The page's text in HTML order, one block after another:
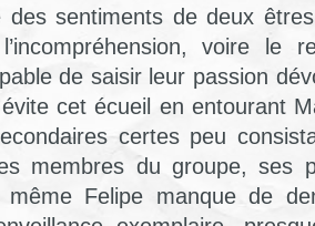
des sentiments de deux
voire le
de saisir leur passion
cet écueil en entourant
certes peu
membres du groupe, ses
même Felipe manque de